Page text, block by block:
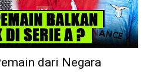
dari Negara